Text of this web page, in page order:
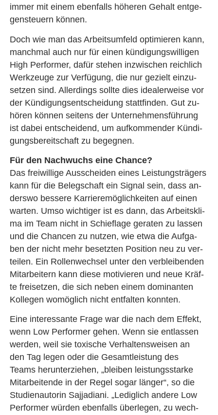
immer mit einem eben­falls hö­he­ren Ge­halt ent­ge­
gen­steu­ern kön­nen.
Doch wie man das Ar­beits­um­feld op­ti­mie­ren kann,
manch­mal auch nur für einen kün­di­gungs­wil­li­gen
High Per­for­mer, dafür ste­hen in­zwi­schen reich­lich
Werk­zeu­ge zur Ver­fü­gung, die nur ge­zielt ein­zu­
set­zen sind. Al­ler­dings soll­te dies idea­ler­wei­se vor
der Kün­di­gungs­ent­schei­dung statt­fin­den. Gut zu­
hö­ren kön­nen sei­tens der Un­ter­neh­mens­füh­rung
ist dabei ent­schei­dend, um auf­kom­men­der Kün­di­
gungs­be­reit­schaft zu be­geg­nen.
Für den Nach­wuchs eine Chan­ce?
Das frei­wil­li­ge Aus­schei­den eines Leis­tungs­trä­gers
kann für die Be­leg­schaft ein Si­gnal sein, dass an­
ders­wo bes­se­re Kar­rie­re­mög­lich­kei­ten auf einen
war­ten. Umso wich­ti­ger ist es dann, das Ar­beits­kli­
ma im Team nicht in Schief­la­ge ge­ra­ten zu las­sen
und die Chan­cen zu nut­zen, wie etwa die Auf­ga­
ben der nicht mehr be­setz­ten Po­si­ti­on neu zu ver­
tei­len. Ein Rol­len­wech­sel unter den ver­blei­ben­den
Mit­ar­bei­tern kann diese mo­ti­vie­ren und neue Kräf­
te frei­set­zen, die sich neben einem do­mi­nan­ten
Kol­le­gen wo­mög­lich nicht ent­fal­ten konn­ten.
Eine in­ter­es­san­te Frage war die nach dem Ef­fekt,
wenn Low Per­for­mer gehen. Wenn sie ent­las­sen
wer­den, weil sie to­xi­sche Ver­hal­tens­wei­sen an
den Tag legen oder die Ge­samt­leis­tung des
Teams her­un­ter­zie­hen, „blei­ben leis­tungs­star­ke
Mit­ar­bei­ten­de in der Regel sogar län­ger“, so die
Stu­di­en­au­to­rin Sa­jja­dia­ni. „Le­dig­lich an­de­re Low
Per­for­mer wür­den eben­falls über­le­gen, zu wech­